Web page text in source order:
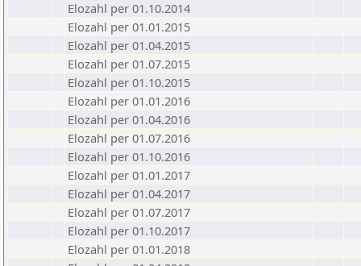
Elozahl per 01.10.2014
Elozahl per 01.01.2015
Elozahl per 01.04.2015
Elozahl per 01.07.2015
Elozahl per 01.10.2015
Elozahl per 01.01.2016
Elozahl per 01.04.2016
Elozahl per 01.07.2016
Elozahl per 01.10.2016
Elozahl per 01.01.2017
Elozahl per 01.04.2017
Elozahl per 01.07.2017
Elozahl per 01.10.2017
Elozahl per 01.01.2018